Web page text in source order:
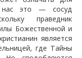
нас это — сосуд
праведник
Божественной и
является
где Тайны